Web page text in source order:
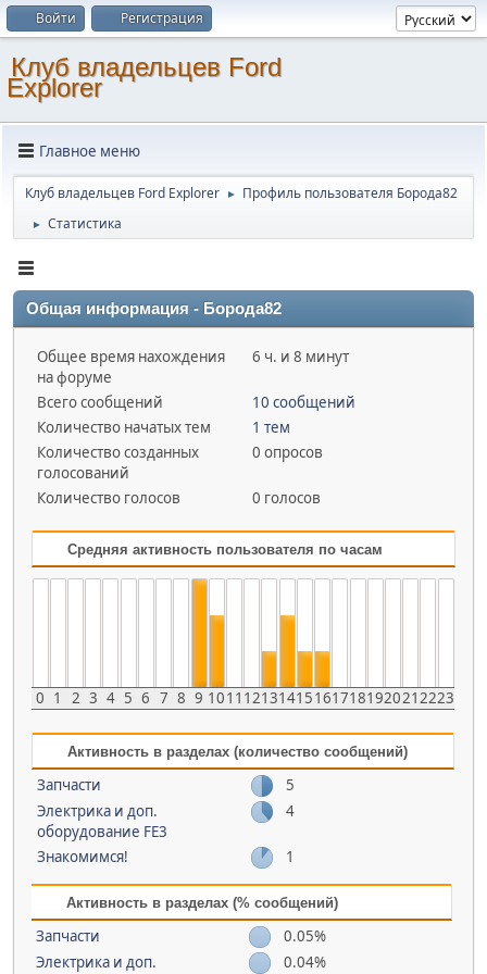
Войти Регистрация
Клуб владельцев Ford
Explorer
Главное меню
Клуб владельцев Ford Explorer ► Профиль пользователя Борода82
► Статистика
Общая информация - Борода82
Общее время нахождения
на форуме
6 ч. и 8 минут
Всего сообщений
10 сообщений
Количество начатых тем
1 тем
Количество созданных
голосований
0 опросов
Количество голосов 0 голосов
Средняя активность пользователя по часам
0 1 2 3 4 5 6 7 8 9 1011 121314151617181920212223
Активность в разделах (количество сообщений)
Запчасти
5
Электрика и доп.
оборудование FE3
4
Знакомимся! 1
Активность в разделах (% сообщений)
Запчасти
0.05%
Электрика и доп.
0.04%